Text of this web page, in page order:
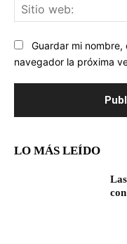
Guardar mi
navegador la próxima
LO MÁS LEÍDO